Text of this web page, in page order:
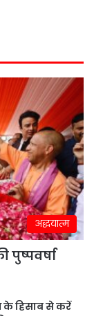
अद्धयात्म
के हिसाब से करें